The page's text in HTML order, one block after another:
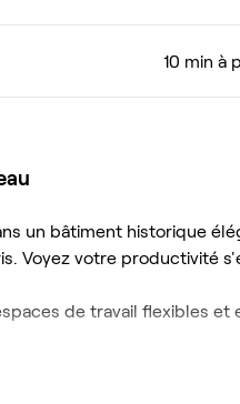
10 min à
un bâtiment historique
Voyez votre productivité
de travail flexibles
vous avez besoin pour